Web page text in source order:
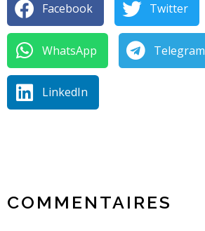
Facebook Twitter
WhatsApp Telegram
LinkedIn
COMMENTAIRES